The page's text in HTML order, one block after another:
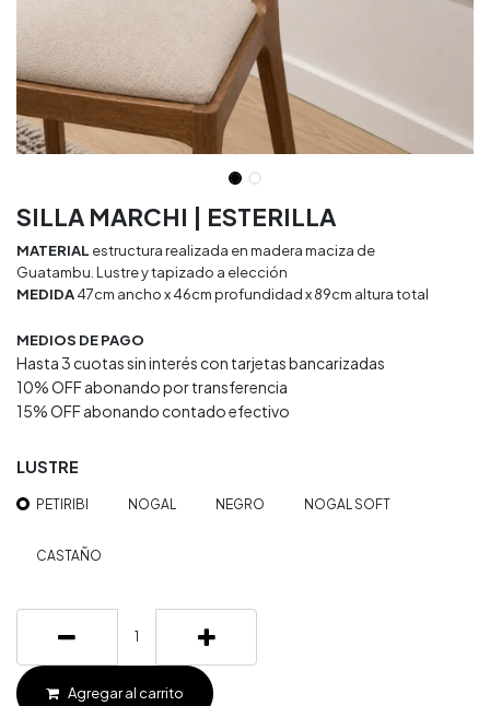
SILLA MARCHI | ESTERILLA
MATERIAL estructura realizada en madera maciza de
Guatambu. Lustre y tapizado a elección
MEDIDA47cm ancho x 46cm profundidad x 89cm altura total
MEDIOS DE PAGO
Hasta 3 cuotas sin interés con tarjetas bancarizadas
10% OFF abonando por transferencia
15% OFF abonando contado efectivo
LUSTRE
PETIRIBI NOGAL NEGRO NOGAL SOFT
CASTAÑO
Agregar al carrito